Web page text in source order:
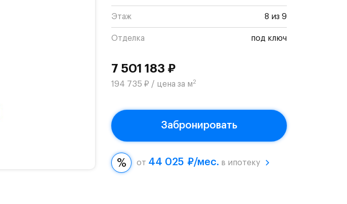
Этаж 8 из 9
Отделка под ключ
7 501 183 ₽
194 735 ₽ / цена за м2
Забронировать
от 44 025 ₽/мес. в ипотеку